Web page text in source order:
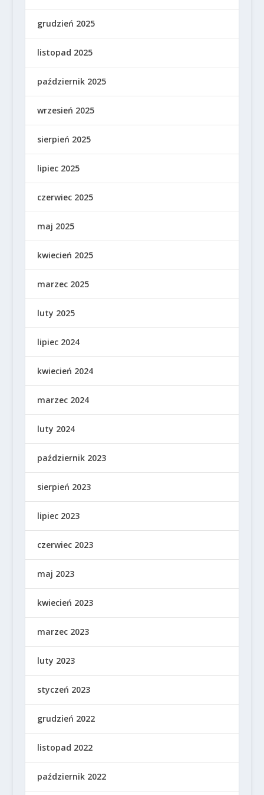
grudzień 2025
listopad 2025
październik 2025
wrzesień 2025
sierpień 2025
lipiec 2025
czerwiec 2025
maj 2025
kwiecień 2025
marzec 2025
luty 2025
lipiec 2024
kwiecień 2024
marzec 2024
luty 2024
październik 2023
sierpień 2023
lipiec 2023
czerwiec 2023
maj 2023
kwiecień 2023
marzec 2023
luty 2023
styczeń 2023
grudzień 2022
listopad 2022
październik 2022